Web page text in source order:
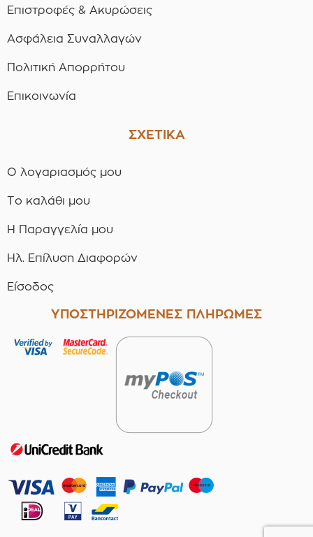
Επιστροφές & Ακυρώσεις
Ασφάλεια Συναλλαγών
Πολιτική Απορρήτου
Επικοινωνία
ΣΧΕΤΙΚΑ
Ο λογαριασμός μου
Το καλάθι μου
Η Παραγγελία μου
Ηλ. Επίλυση Διαφορών
Είσοδος
ΥΠΟΣΤΗΡΙΖΟΜΕΝΕΣ ΠΛΗΡΩΜΕΣ